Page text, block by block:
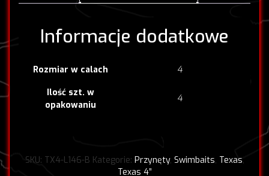
Informacje dodatkowe
Rozmiar w calach 4
Ilość szt. w
opakowaniu
4
SKU: TX4-L146-B Kategorie: Przynęty, Swimbaits, Texas,
Texas 4”